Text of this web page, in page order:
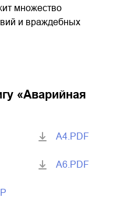
множество
и враждебных
«Аварийная
A4.PDF
A6.PDF